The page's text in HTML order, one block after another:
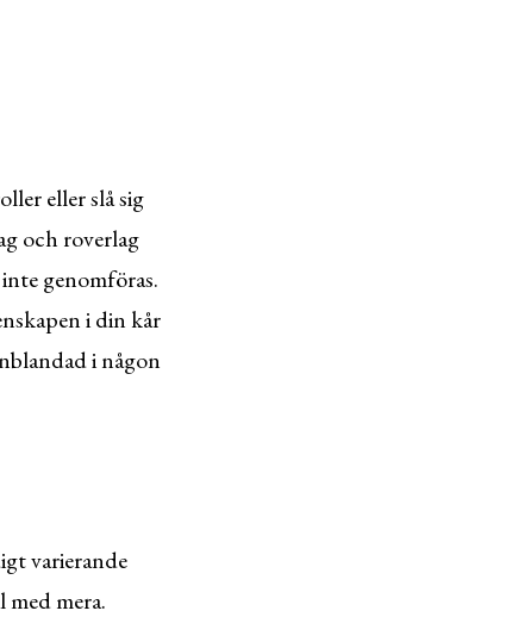
eller slå sig
och roverlag
genomföras.
i din kår
i någon
varierande
mera.